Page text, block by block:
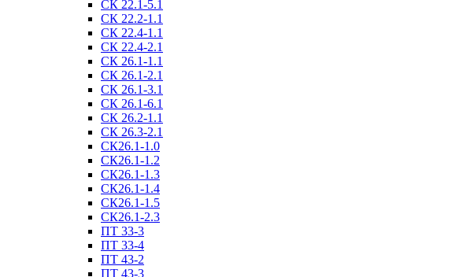
СК 22.1-5.1
СК 22.2-1.1
СК 22.4-1.1
СК 22.4-2.1
СК 26.1-1.1
СК 26.1-2.1
СК 26.1-3.1
СК 26.1-6.1
СК 26.2-1.1
СК 26.3-2.1
СК26.1-1.0
СК26.1-1.2
СК26.1-1.3
СК26.1-1.4
СК26.1-1.5
СК26.1-2.3
ПТ 33-3
ПТ 33-4
ПТ 43-2
ПТ 43-3